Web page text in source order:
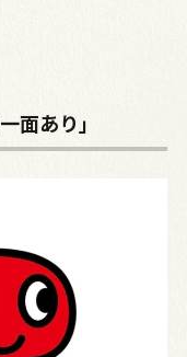
面あり」